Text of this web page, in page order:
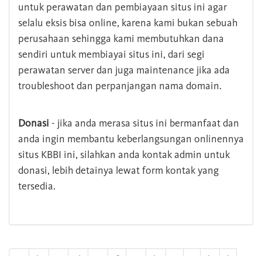
untuk perawatan dan pembiayaan situs ini agar
selalu eksis bisa online, karena kami bukan sebuah
perusahaan sehingga kami membutuhkan dana
sendiri untuk membiayai situs ini, dari segi
perawatan server dan juga maintenance jika ada
troubleshoot dan perpanjangan nama domain.
Donasi - jika anda merasa situs ini bermanfaat dan
anda ingin membantu keberlangsungan onlinennya
situs KBBI ini, silahkan anda kontak admin untuk
donasi, lebih detainya lewat form kontak yang
tersedia.